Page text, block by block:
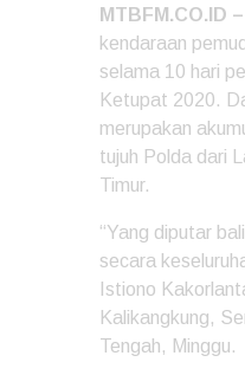
MTBFM.CO.ID –
kendaraan
selama 10 hari
Ketupat 2020.
merupakan
tujuh Polda dari
Timur.
“Yang diputar
secara
Istiono
Kalikangkung,
Tengah, Minggu.